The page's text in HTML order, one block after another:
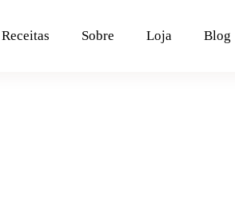
Receitas Sobre Loja Blog